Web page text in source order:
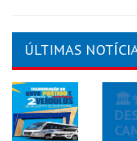
ÚLTIMAS